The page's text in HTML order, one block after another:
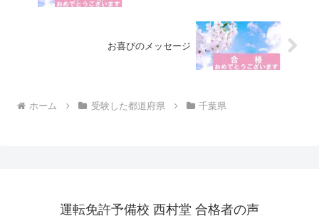
お喜びのメッセージ
ホーム 受験した都道府県 千葉県
運転免許予備校 西村堂 合格者の声